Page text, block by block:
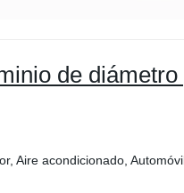
de
Aire acondicionado,